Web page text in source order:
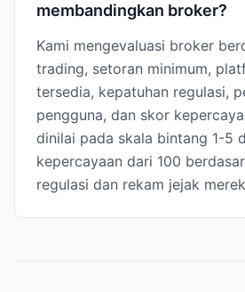
membandingkan broker?
Kami mengevaluasi broker
trading, setoran minimum,
tersedia, kepatuhan regulasi,
pengguna, dan skor
dinilai pada skala bintang 1-5
kepercayaan dari 100
regulasi dan rekam jejak